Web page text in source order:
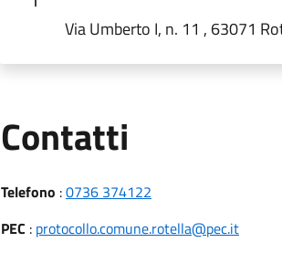
Via Umberto I, n. 11 , 63071
Contatti
Telefono :0736 374122
PEC : protocollo.comune.rotella@pec.it